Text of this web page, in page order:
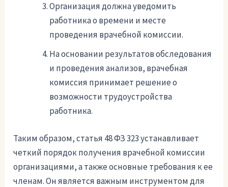
Организация должна уведомить
работника о времени и месте
проведения врачебной комиссии.
На основании результатов обследования
и проведения анализов, врачебная
комиссия принимает решение о
возможности трудоустройства
работника.
Таким образом, статья 48 ФЗ 323 устанавливает
четкий порядок получения врачебной комиссии
организациями, а также основные требования к ее
членам. Он является важным инструментом для